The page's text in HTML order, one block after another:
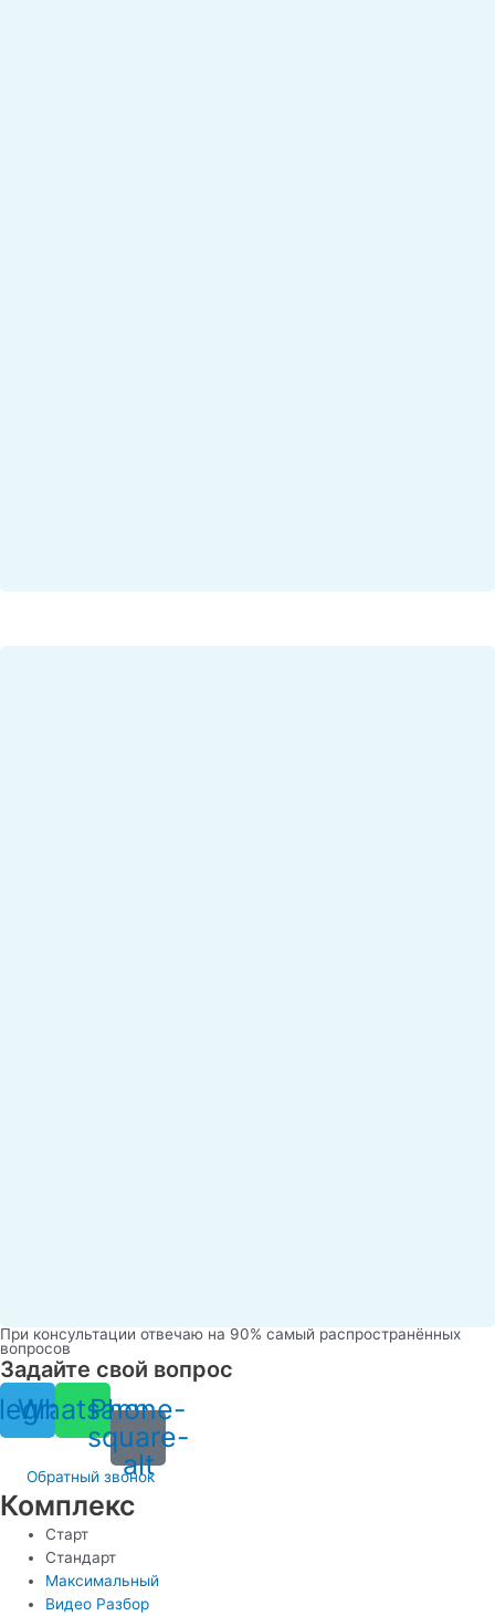
При консультации отвечаю на 90% самый распространённых
вопросов
Задайте свой вопрос
Whatsapp
Phone-
square-
alt
Обратный звонок
Комплекс
Старт
Стандарт
Максимальный
Видео Разбор